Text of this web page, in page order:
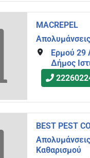
MACREPEL
Ερμού 29
Δήμος
BEST PEST
Καθαρισμού